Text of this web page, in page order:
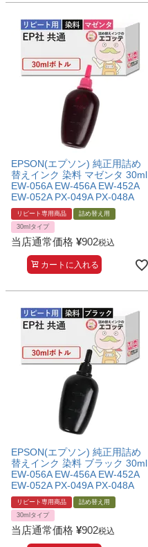
EPSON(エプソン) 純正用詰め
替えインク 染料 マゼンタ 30ml
EW-056A EW-456A EW-452A
EW-052A PX-049A PX-048A
リピート専用商品
詰め替え用
30mlタイプ
当店通常価格 ¥902税込
カートに入れる
EPSON(エプソン) 純正用詰め
替えインク 染料 ブラック 30ml
EW-056A EW-456A EW-452A
EW-052A PX-049A PX-048A
リピート専用商品
詰め替え用
30mlタイプ
当店通常価格 ¥902税込